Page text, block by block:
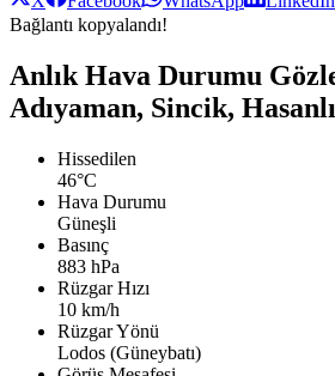
Bağlantı kopyalandı!
Anlık Hava Durumu
Adıyaman, Sincik, Hasanlı
Hissedilen
46°C
Hava Durumu
Güneşli
Basınç
883 hPa
Rüzgar Hızı
10 km/h
Rüzgar Yönü
Lodos (Güneybatı)